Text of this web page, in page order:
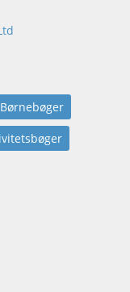
Børnebøger